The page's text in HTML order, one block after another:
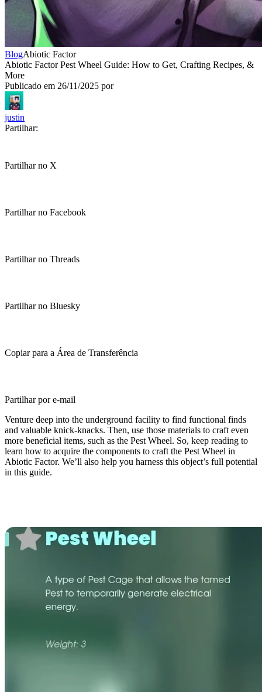
BlogAbiotic Factor
Abiotic Factor Pest Wheel Guide: How to Get, Crafting Recipes, &
More
Publicado em 26/11/2025 por
justin
Partilhar:
Partilhar no X
Partilhar no Facebook
Partilhar no Threads
Partilhar no Bluesky
Copiar para a Área de Transferência
Partilhar por e-mail
Venture deep into the underground facility to find functional finds
and valuable knick-knacks. Then, use those materials to craft even
more beneficial items, such as the Pest Wheel. So, keep reading to
learn how to acquire the components to craft the Pest Wheel in
Abiotic Factor. We’ll also help you harness this object’s full potential
in this guide.